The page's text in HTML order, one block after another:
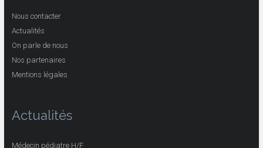
Nous contacter
Actualités
On parle de nous
Nos partenaires
Mentions légales
Actualités
Médecin pédiatre H/F